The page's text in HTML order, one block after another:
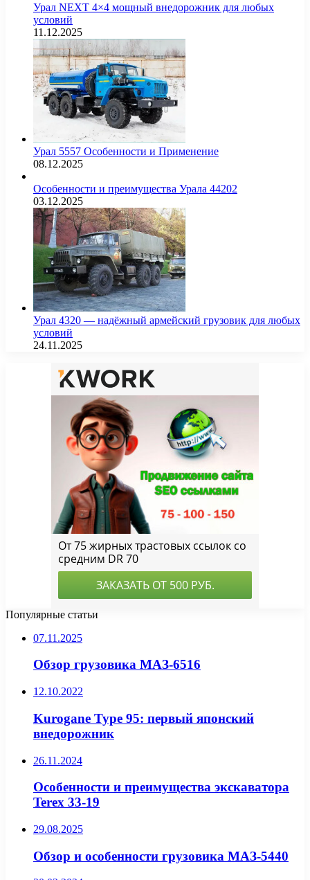
Урал NEXT 4×4 мощный внедорожник для любых
условий
11.12.2025
Урал 5557 Особенности и Применение
08.12.2025
Особенности и преимущества Урала 44202
03.12.2025
Урал 4320 — надёжный армейский грузовик для любых
условий
24.11.2025
Популярные статьи
07.11.2025
Обзор грузовика МАЗ-6516
12.10.2022
Kurogane Type 95: первый японский
внедорожник
26.11.2024
Особенности и преимущества экскаватора
Terex 33-19
29.08.2025
Обзор и особенности грузовика МАЗ-5440